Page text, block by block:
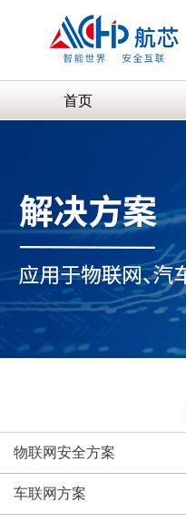
首页
物联网安全方案
车联网方案